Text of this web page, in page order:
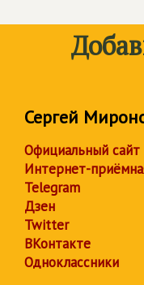
Сергей
Официальный сайт
Интернет-
Telegram
Дзен
Twitter
ВКонтакте
Одноклассники